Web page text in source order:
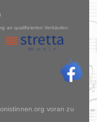
an qualifizierten Verkäufen.
voran zu